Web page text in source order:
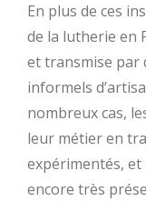
En plus de ces
de la lutherie en
et transmise par
informels
nombreux cas,
leur métier en
expérimentés, et
encore très